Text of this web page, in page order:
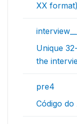
XX format)
Unique
the
pre4
Código do